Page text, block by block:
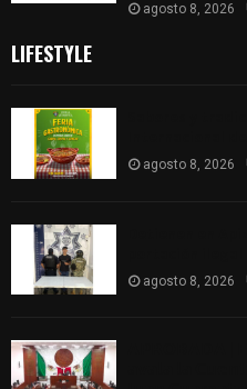
agosto 8, 2026
LIFESTYLE
agosto 8, 2026
agosto 8, 2026